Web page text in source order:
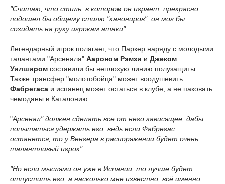
"Считаю, что стиль, в котором он играет, прекрасно
подошел бы общему стилю "канониров", он мог бы
созидать на руку игрокам атаки".
Легендарный игрок полагает, что Паркер наряду с молодыми
талантами "Арсенала" Аароном Рэмзи и Джеком
Уилширом составили бы неплохую линию полузащиты.
Также трансфер "молотобойца" может воодушевить
Фабрегаса и испанец может остаться в клубе, а не паковать
чемоданы в Каталонию.
"Арсенал" должен сделать все от него зависящее, дабы
попытаться удержать его, ведь если Фабрегас
останется, то у Венгера в распоряжении будет очень
талантливый игрок".
"Но если мыслями он уже в Испании, то лучше будет
отпустить его, а насколько мне известно, всё именно